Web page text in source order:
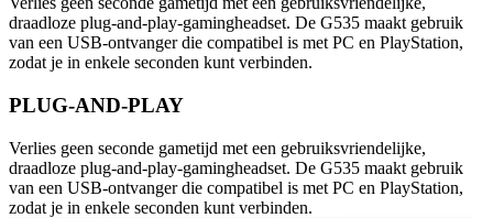
draadloze plug-and-play-gamingheadset. De G535 maakt gebruik
van een USB-ontvanger die compatibel is met PC en PlayStation,
zodat je in enkele seconden kunt verbinden.
PLUG-AND-PLAY
Verlies geen seconde gametijd met een gebruiksvriendelijke,
draadloze plug-and-play-gamingheadset. De G535 maakt gebruik
van een USB-ontvanger die compatibel is met PC en PlayStation,
zodat je in enkele seconden kunt verbinden.